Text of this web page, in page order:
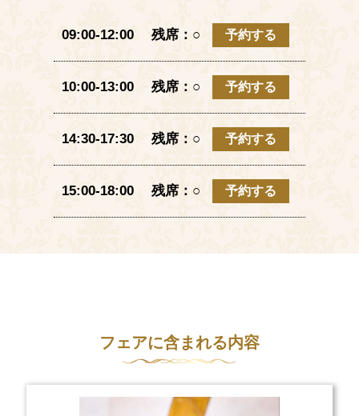
09:00-12:00 残席：○ 予約する
10:00-13:00 残席：○ 予約する
14:30-17:30 残席：○ 予約する
15:00-18:00 残席：○ 予約する
フェアに含まれる内容